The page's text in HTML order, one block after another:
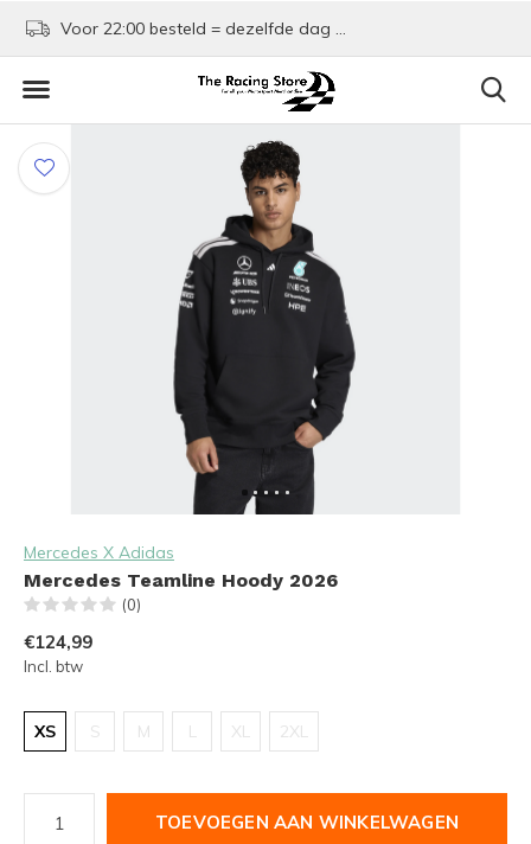
Voor 22:00 besteld = dezelfde dag verzonden!
Mercedes X Adidas
Mercedes Teamline Hoody 2026
(0)
€124,99
Incl. btw
XS S M L XL 2XL
TOEVOEGEN AAN WINKELWAGEN